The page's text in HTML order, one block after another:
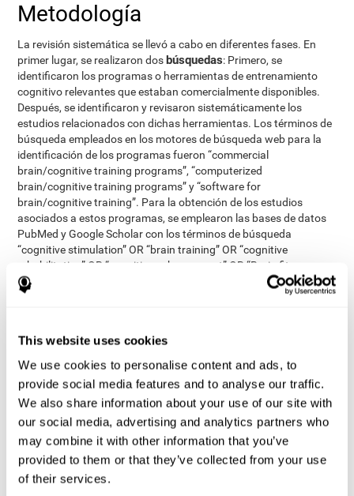
This website uses cookies
We use cookies to personalise content and ads, to
provide social media features and to analyse our traffic.
We also share information about your use of our site with
our social media, advertising and analytics partners who
may combine it with other information that you’ve
provided to them or that they’ve collected from your use
of their services.
Metodología
La revisión sistemática se llevó a cabo en diferentes fases. En
primer lugar, se realizaron dos búsquedas: Primero, se
identificaron los programas o herramientas de entrenamiento
cognitivo relevantes que estaban comercialmente disponibles.
Después, se identificaron y revisaron sistemáticamente los
estudios relacionados con dichas herramientas. Los términos de
búsqueda empleados en los motores de búsqueda web para la
identificación de los programas fueron “commercial
brain/cognitive training programs”, “computerized
brain/cognitive training programs” y “software for
brain/cognitive training”. Para la obtención de los estudios
asociados a estos programas, se emplearon las bases de datos
PubMed y Google Scholar con los términos de búsqueda
“cognitive stimulation” OR “brain training” OR “cognitive
rehabilitation” OR “cognitive enhancement” OR “Brain fitness
software” OR “cognitive retention therapy” OR “computerized
cognitive behavioural therapy”. Estos términos se emplearon
revisados por pares, contener ensayos clínicos en personas
sanas mayores de 50 años y que se basasen en medidas
cognitivas. Se excluyeron los abstracts de conferencias, otras
poblaciones que no fueran adultos mayores sanos, que
incluyeran personas con demencia, que emplearan videojuegos o
que la medida principal no fuera la cognitiva.
Dos
revisores independientescomprobaron los títulos y los
abstracts de los estudios relevantes. Se tuvo en cuenta